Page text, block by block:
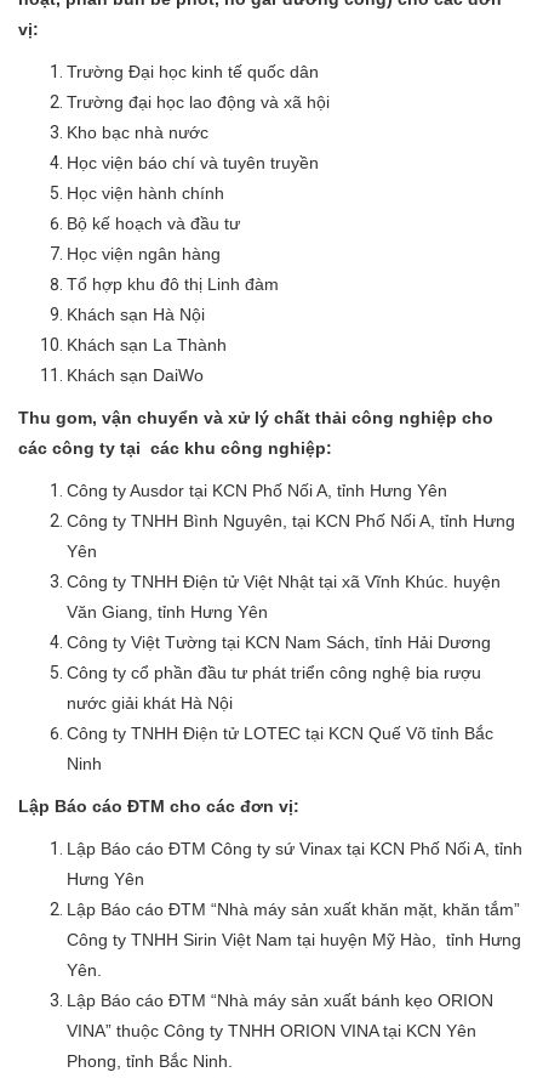
vị:
Trường Đại học kinh tế quốc dân
Trường đại học lao động và xã hội
Kho bạc nhà nước
Học viện báo chí và tuyên truyền
Học viện hành chính
Bộ kế hoạch và đầu tư
Học viện ngân hàng
Tổ hợp khu đô thị Linh đàm
Khách sạn Hà Nội
Khách sạn La Thành
Khách sạn DaiWo
Thu gom, vận chuyển và xử lý chất thải công nghiệp cho
các công ty tại các khu công nghiệp:
Công ty Ausdor tại KCN Phố Nối A, tỉnh Hưng Yên
Công ty TNHH Bình Nguyên, tại KCN Phố Nối A, tỉnh Hưng
Yên
Công ty TNHH Điện tử Việt Nhật tại xã Vĩnh Khúc. huyện
Văn Giang, tỉnh Hưng Yên
Công ty Việt Tường tại KCN Nam Sách, tỉnh Hải Dương
Công ty cổ phần đầu tư phát triển công nghệ bia rượu
nước giải khát Hà Nội
Công ty TNHH Điện tử LOTEC tại KCN Quế Võ tỉnh Bắc
Ninh
Lập Báo cáo ĐTM cho các đơn vị:
Lập Báo cáo ĐTM Công ty sứ Vinax tại KCN Phố Nối A, tỉnh
Hưng Yên
Lập Báo cáo ĐTM “Nhà máy sản xuất khăn mặt, khăn tắm”
Công ty TNHH Sirin Việt Nam tại huyện Mỹ Hào, tỉnh Hưng
Yên.
Lập Báo cáo ĐTM “Nhà máy sản xuất bánh kẹo ORION
VINA” thuộc Công ty TNHH ORION VINA tại KCN Yên
Phong, tỉnh Bắc Ninh.